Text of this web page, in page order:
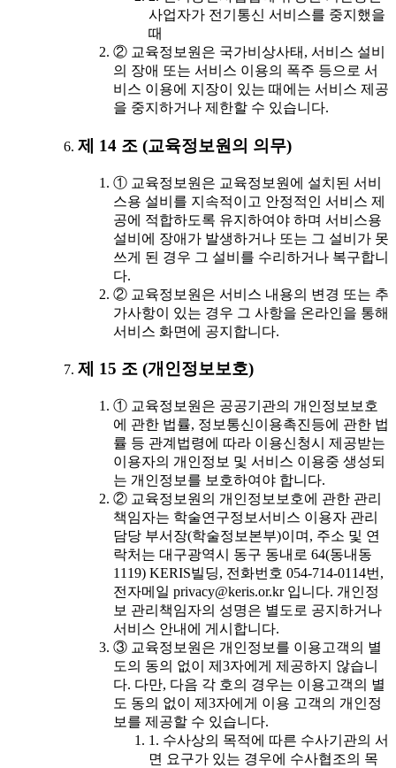
사업자가 전기통신 서비스를 중지했을
때
② 교육정보원은 국가비상사태, 서비스 설비
의 장애 또는 서비스 이용의 폭주 등으로 서
비스 이용에 지장이 있는 때에는 서비스 제공
을 중지하거나 제한할 수 있습니다.
제 14 조 (교육정보원의 의무)
① 교육정보원은 교육정보원에 설치된 서비
스용 설비를 지속적이고 안정적인 서비스 제
공에 적합하도록 유지하여야 하며 서비스용
설비에 장애가 발생하거나 또는 그 설비가 못
쓰게 된 경우 그 설비를 수리하거나 복구합니
다.
② 교육정보원은 서비스 내용의 변경 또는 추
가사항이 있는 경우 그 사항을 온라인을 통해
서비스 화면에 공지합니다.
제 15 조 (개인정보보호)
① 교육정보원은 공공기관의 개인정보보호
에 관한 법률, 정보통신이용촉진등에 관한 법
률 등 관계법령에 따라 이용신청시 제공받는
이용자의 개인정보 및 서비스 이용중 생성되
는 개인정보를 보호하여야 합니다.
② 교육정보원의 개인정보보호에 관한 관리
책임자는 학술연구정보서비스 이용자 관리
담당 부서장(학술정보본부)이며, 주소 및 연
락처는 대구광역시 동구 동내로 64(동내동
1119) KERIS빌딩, 전화번호 054-714-0114번,
전자메일 privacy@keris.or.kr 입니다. 개인정
보 관리책임자의 성명은 별도로 공지하거나
서비스 안내에 게시합니다.
③ 교육정보원은 개인정보를 이용고객의 별
도의 동의 없이 제3자에게 제공하지 않습니
다. 다만, 다음 각 호의 경우는 이용고객의 별
도 동의 없이 제3자에게 이용 고객의 개인정
보를 제공할 수 있습니다.
1. 수사상의 목적에 따른 수사기관의 서
면 요구가 있는 경우에 수사협조의 목